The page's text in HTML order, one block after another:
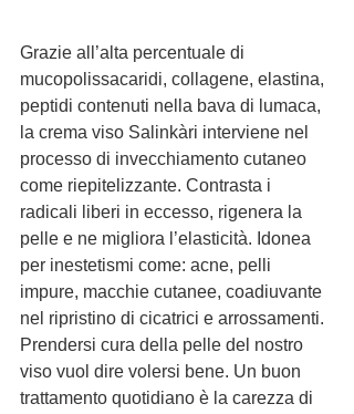
Grazie all’alta percentuale di
mucopolissacaridi, collagene, elastina,
peptidi contenuti nella bava di lumaca,
la crema viso Salinkàri interviene nel
processo di invecchiamento cutaneo
come riepitelizzante. Contrasta i
radicali liberi in eccesso, rigenera la
pelle e ne migliora l’elasticità. Idonea
per inestetismi come: acne, pelli
impure, macchie cutanee, coadiuvante
nel ripristino di cicatrici e arrossamenti.
Prendersi cura della pelle del nostro
viso vuol dire volersi bene. Un buon
trattamento quotidiano è la carezza di